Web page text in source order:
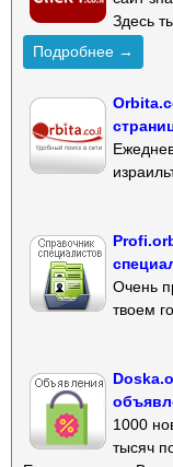
Здесь
Подробнее →
Очень
твоем
1000
тысяч